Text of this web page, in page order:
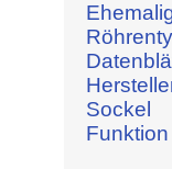
Sockel
Funktion